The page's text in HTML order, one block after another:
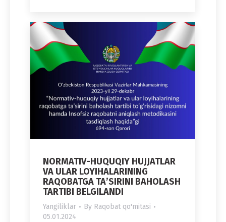
NORMATIV-HUQUQIY HUJJATLAR
VA ULAR LOYIHALARINING
RAQOBATGA TAʼSIRINI BAHOLASH
TARTIBI BELGILANDI
Yangiliklar By Raqobat qo'mitasi
05.01.2024